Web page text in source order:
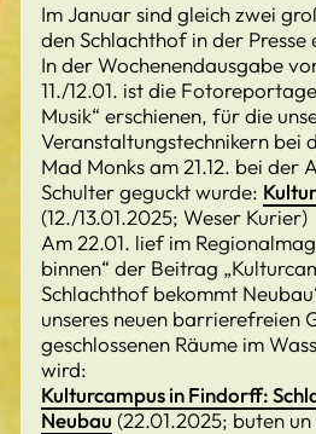
Im Januar sind gleich zwei
den Schlachthof in der Presse
In der Wochenendausgabe
11./12.01. ist die
Musik“ erschienen, für die
Veranstaltungstechnikern bei
Mad Monks am 21.12. bei der
Schulter geguckt wurde:
(12./13.01.2025; Weser Kurier)
Am 22.01. lief im
binnen“ der Beitrag
Schlachthof bekommt
unseres neuen barrierefreien
geschlossenen Räume im
wird:
Kulturcampus in Findorff:
Neubau (22.01.2025; buten